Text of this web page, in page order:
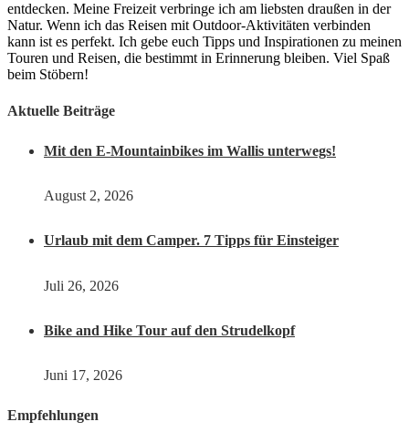
entdecken. Meine Freizeit verbringe ich am liebsten draußen in der
Natur. Wenn ich das Reisen mit Outdoor-Aktivitäten verbinden
kann ist es perfekt. Ich gebe euch Tipps und Inspirationen zu meinen
Touren und Reisen, die bestimmt in Erinnerung bleiben. Viel Spaß
beim Stöbern!
Aktuelle Beiträge
Mit den E-Mountainbikes im Wallis unterwegs!
August 2, 2026
Urlaub mit dem Camper. 7 Tipps für Einsteiger
Juli 26, 2026
Bike and Hike Tour auf den Strudelkopf
Juni 17, 2026
Empfehlungen